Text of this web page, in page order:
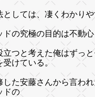
しては、凄くわかりや
ドの究極の目的は不動
立つと考えた俺はずっ
受けている。
した安藤さんから言わ
ドの